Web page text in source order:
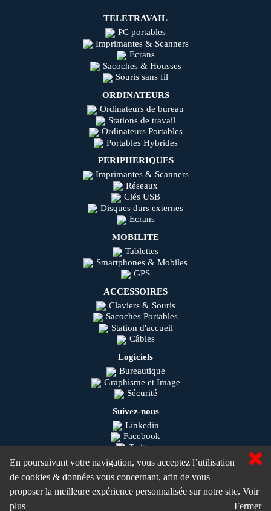
En poursuivant votre navigation, vous acceptez l’utilisation
de cookies & données vous concernant, afin de vous
proposer la meilleure expérience personnalisée sur notre site. Voir
plus
Fermer
TELETRAVAIL
PC portables
Imprimantes & Scanners
Ecrans
Sacoches & Housses
Souris sans fil
ORDINATEURS
Ordinateurs de bureau
Stations de travail
Ordinateurs Portables
Portables Hybrides
PERIPHERIQUES
Imprimantes & Scanners
Réseaux
Clés USB
Disques durs externes
Ecrans
MOBILITE
Tablettes
Smartphones & Mobiles
GPS
ACCESSOIRES
Claviers & Souris
Sacoches Portables
Station d'accueil
Câbles
Logiciels
Bureautique
Graphisme et Image
Sécurité
Suivez-nous
Linkedin
Facebook
Twitter
Youtube
Instagram
Olisys © 2020